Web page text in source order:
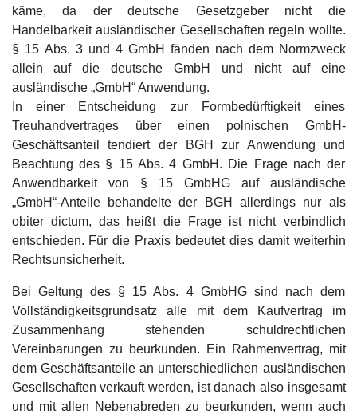
käme, da der deutsche Gesetzgeber nicht die
Handelbarkeit ausländischer Gesellschaften regeln wollte.
§ 15 Abs. 3 und 4 GmbH fänden nach dem Normzweck
allein auf die deutsche GmbH und nicht auf eine
ausländische „GmbH“ Anwendung.
In einer Entscheidung zur Formbedürftigkeit eines
Treuhandvertrages über einen polnischen GmbH-
Geschäftsanteil tendiert der BGH zur Anwendung und
Beachtung des § 15 Abs. 4 GmbH. Die Frage nach der
Anwendbarkeit von § 15 GmbHG auf ausländische
„GmbH“-Anteile behandelte der BGH allerdings nur als
obiter dictum, das heißt die Frage ist nicht verbindlich
entschieden. Für die Praxis bedeutet dies damit weiterhin
Rechtsunsicherheit.
Bei Geltung des § 15 Abs. 4 GmbHG sind nach dem
Vollständigkeitsgrundsatz alle mit dem Kaufvertrag im
Zusammenhang stehenden schuldrechtlichen
Vereinbarungen zu beurkunden. Ein Rahmenvertrag, mit
dem Geschäftsanteile an unterschiedlichen ausländischen
Gesellschaften verkauft werden, ist danach also insgesamt
und mit allen Nebenabreden zu beurkunden, wenn auch